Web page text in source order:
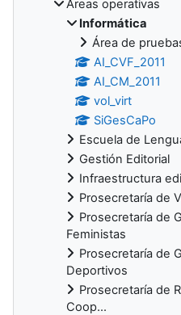
Áreas operativas
Informática
Área de
AI_CVF_2011
AI_CM_2011
vol_virt
SiGesCaPo
Escuela de
Gestión Editorial
Infraestructura
Prosecretaría de
Prosecretaría de
Feministas
Prosecretaría de
Deportivos
Prosecretaría de
Coop...